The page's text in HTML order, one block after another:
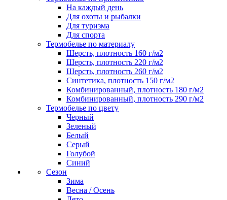
На каждый день
Для охоты и рыбалки
Для туризма
Для спорта
Термобелье по материалу
Шерсть, плотность 160 г/м2
Шерсть, плотность 220 г/м2
Шерсть, плотность 260 г/м2
Синтетика, плотность 150 г/м2
Комбинированный, плотность 180 г/м2
Комбинированный, плотность 290 г/м2
Термобелье по цвету
Черный
Зеленый
Белый
Серый
Голубой
Синий
Сезон
Зима
Весна / Осень